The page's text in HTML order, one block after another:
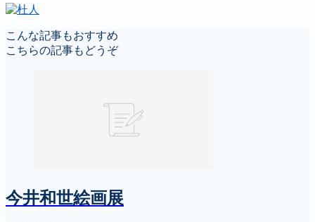
こんな記事もおすすめ
こちらの記事もどうぞ
今井和世絵画展